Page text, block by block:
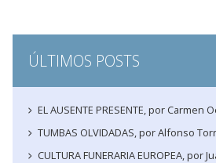
ÚLTIMOS POSTS
EL AUSENTE PRESENTE, por Carmen
TUMBAS OLVIDADAS, por Alfonso
CULTURA FUNERARIA EUROPEA, por